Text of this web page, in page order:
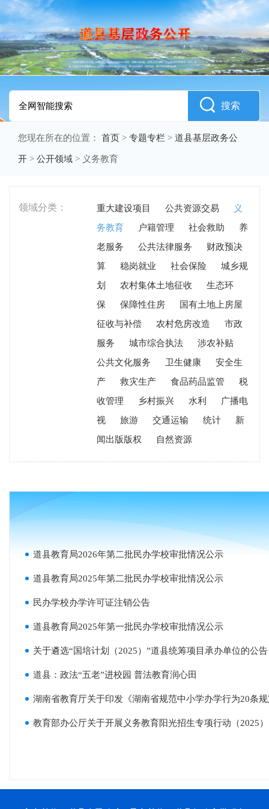
搜索
您现在所在的位置： 首页 > 专题专栏 > 道县基层政务公
开 > 公开领域 > 义务教育
领域分类： 重大建设项目 公共资源交易
义
务教育
户籍管理 社会救助
养
老服务
公共法律服务
财政预决
算
稳岗就业 社会保险
城乡规
划
农村集体土地征收
生态环
保
保障性住房
国有土地上房屋
征收与补偿
农村危房改造
市政
服务
城市综合执法
涉农补贴
公共文化服务
卫生健康
安全生
产
救灾生产 食品药品监管
税
收管理
乡村振兴 水利
广播电
视
旅游 交通运输 统计
新
闻出版版权
自然资源
道县教育局2026年第二批民办学校审批情况公示
道县教育局2025年第二批民办学校审批情况公示
民办学校办学许可证注销公告
道县教育局2025年第一批民办学校审批情况公示
关于遴选“国培计划（2025）”道县统筹项目承办单位的公告
道县：政法“五老”进校园 普法教育润心田
湖南省教育厅关于印发《湖南省规范中小学办学行为20条
教育部办公厅关于开展义务教育阳光招生专项行动（2025